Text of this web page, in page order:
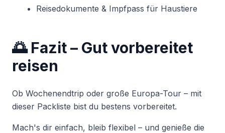
Reisedokumente & Impfpass für Haustiere
🌅 Fazit – Gut vorbereitet
reisen
Ob Wochenendtrip oder große Europa-Tour – mit
dieser Packliste bist du bestens vorbereitet.
Mach's dir einfach, bleib flexibel – und genieße die